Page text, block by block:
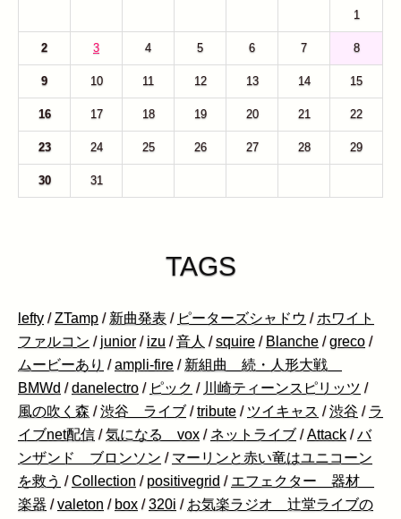
1
2 3 4 5 6 7 8
9 10 11 12 13 14 15
16 17 18 19 20 21 22
23 24 25 26 27 28 29
30 31
TAGS
lefty /ZTamp / 新曲発表 / ピーターズシャドウ / ホワイト
ファルコン / junior / izu /音人 /squire / Blanche /greco /
ムービーあり /ampli-fire / 新組曲 続・人形大戦
BMWd /danelectro / ピック / 川崎ティーンスピリッツ /
風の吹く森 /渋谷 ライブ /tribute / ツイキャス /渋谷 / ラ
イブnet配信 /気になる vox / ネットライブ /Attack /バ
ンザンド ブロンソン / マーリンと赤い竜はユニコーン
を救う /Collection / positivegrid / エフェクター 器材
楽器 /valeton / box /320i / お気楽ラジオ 辻堂ライブの